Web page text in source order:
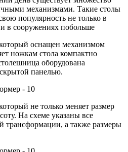
механизмами. Такие столы
популярность не только в
в сооружениях побольше
оснащен механизмом
ножкам стола компактно
оборудована
панелью.
не только меняет размер
На схеме указаны все
трансформации, а также размеры